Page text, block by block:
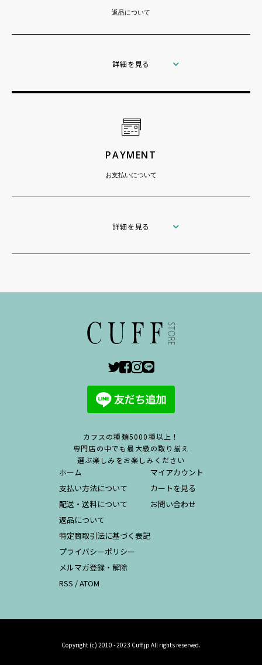
返品について
詳細を見る
PAYMENT
お支払いについて
詳細を見る
カフスの種類5000種以上！
専門店の中でも最大級の取り揃え
選ぶ楽しみをお楽しみください
ホーム
支払い方法について
配送・送料について
返品について
特定商取引法に基づく表記
プライバシーポリシー
メルマガ登録・解除
RSS /ATOM
マイアカウント
カートを見る
お問い合わせ
Copyright (c) 2010 - 2023 Cuff.jp All rights reserved.